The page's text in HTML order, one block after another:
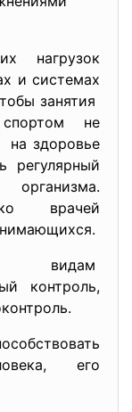
нагрузок
и системах
занятия
спортом не
на здоровье
регулярный
врачей
контроль,
его